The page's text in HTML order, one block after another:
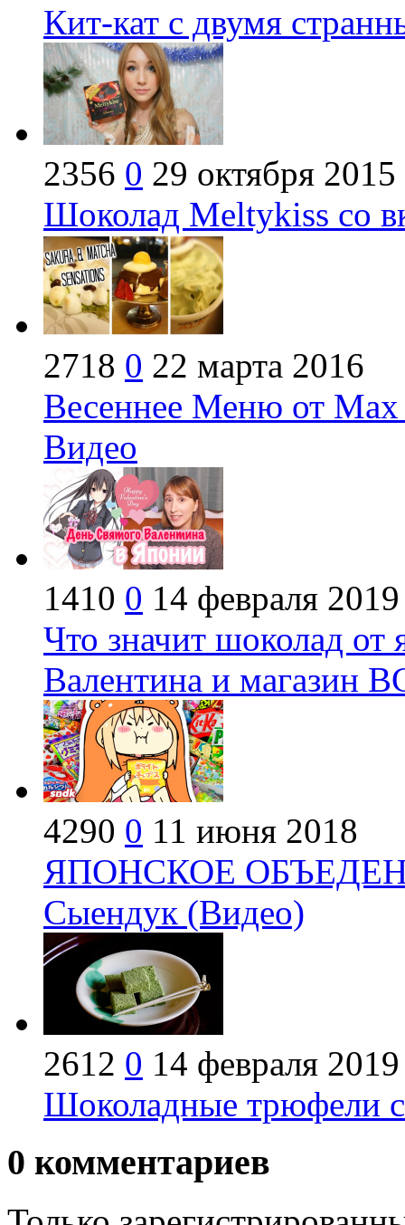
Кит-кат с двумя
2356 0 29 октября 2015
Шоколад Meltykiss со
2718 0 22 марта 2016
Весеннее Меню от
Видео
1410 0 14 февраля 2019
Что значит шоколад от
Валентина и магазин
4290 0 11 июня 2018
ЯПОНСКОЕ
Сыендук (Видео)
2612 0 14 февраля 2019
Шоколадные трюфели
0 комментариев